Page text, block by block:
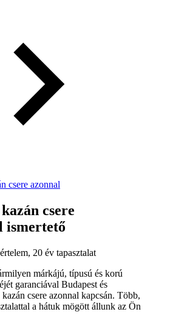
csere azonnal
csere
ismertető
20 év tapasztalat
márkájú, típusú és korú
garanciával Budapest és
csere azonnal kapcsán. Több,
a hátuk mögött állunk az Ön